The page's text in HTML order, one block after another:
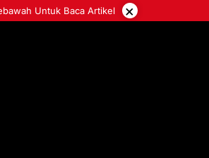
Untuk Baca Artikel ×